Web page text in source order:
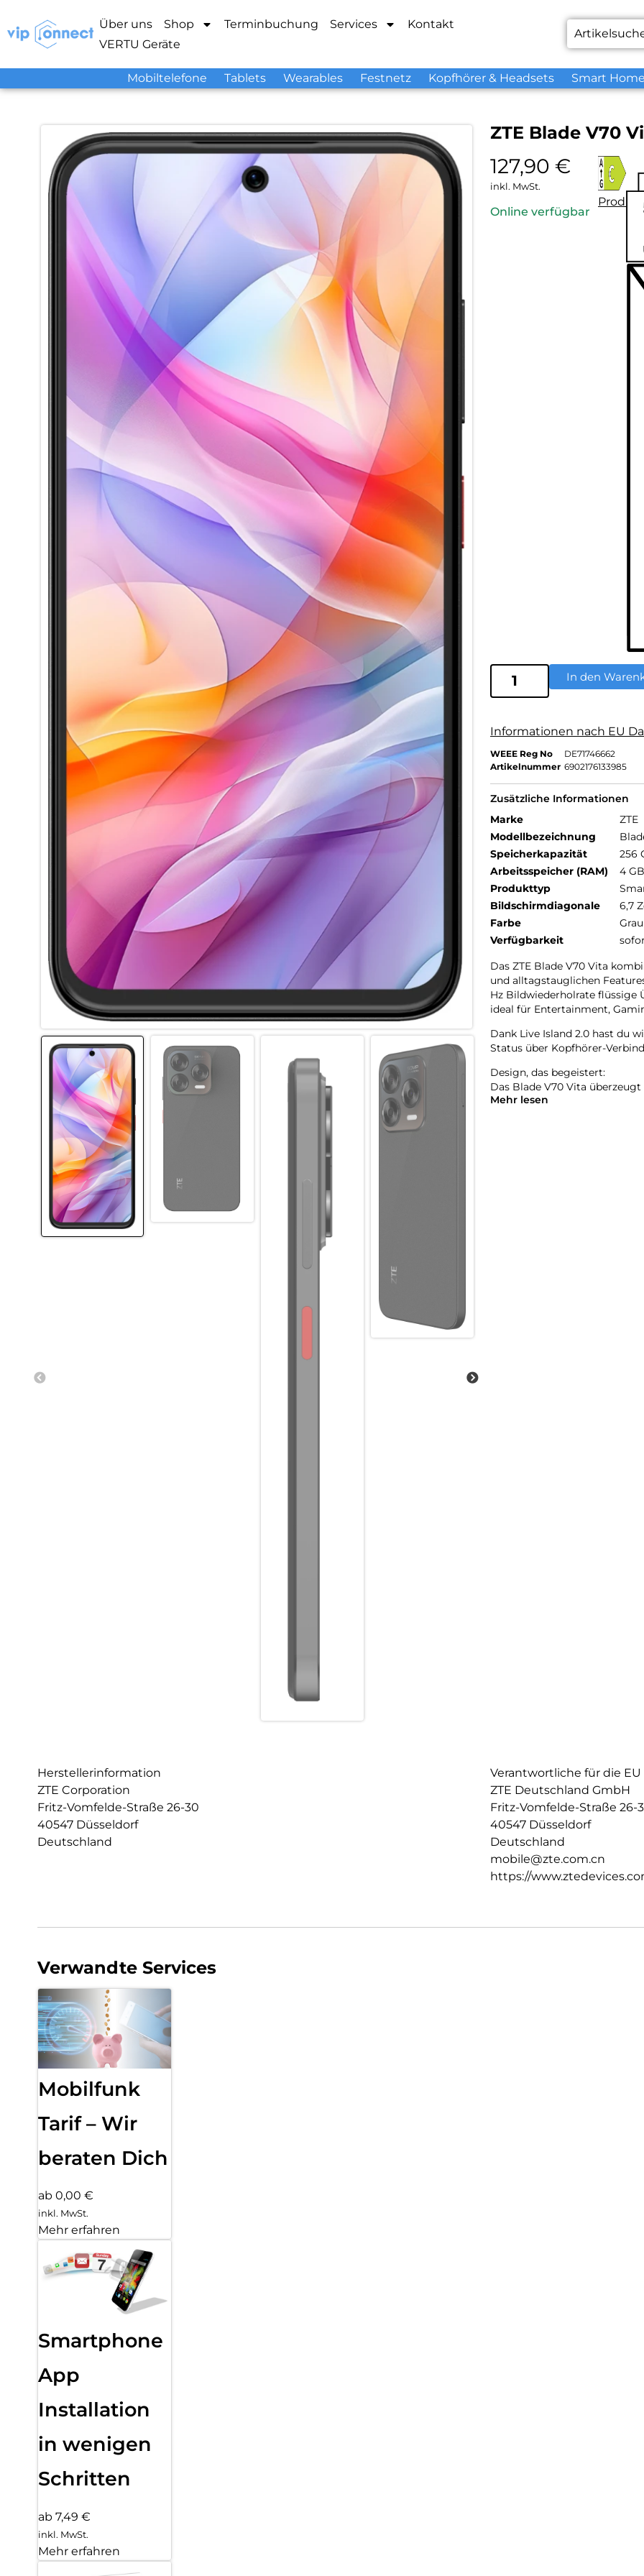
Über uns Shop Terminbuchung Services
Kontakt
VERTU Geräte
Mobiltelefone Tablets Wearables Festnetz Kopfhörer & Headsets Smart Home
ZTE Blade V70
127,90 €
inkl. MwSt.
Online verfügbar
In den
Informationen nach EU
WEEE Reg No
DE71746662
Artikelnummer 6902176133985
Zusätzliche Informationen
Marke
ZTE
Modellbezeichnung
Speicherkapazität
256
Arbeitsspeicher (RAM)
4 GB
Produkttyp
Bildschirmdiagonale
6,7
Farbe
Grau
Verfügbarkeit
Das ZTE Blade V70 Vita
und alltagstauglichen
Hz Bildwiederholrate flüssige
ideal für Entertainment,
Dank Live Island 2.0 hast du
Status über Kopfhörer-
Design, das begeistert:
Das Blade V70 Vita
Beide Varianten sind nicht
Mehr lesen
Herstellerinformation
ZTE Corporation
Fritz-Vomfelde-Straße 26-30
40547 Düsseldorf
Deutschland
Verantwortliche für die EU
ZTE Deutschland GmbH
Fritz-Vomfelde-Straße 26-
40547 Düsseldorf
Deutschland
mobile@zte.com.cn
https://
Verwandte Services
Mobilfunk
Tarif – Wir
beraten Dich
ab 0,00 €
inkl. MwSt.
Mehr erfahren
Smartphone
App
Installation
in wenigen
Schritten
ab 7,49 €
inkl. MwSt.
Mehr erfahren